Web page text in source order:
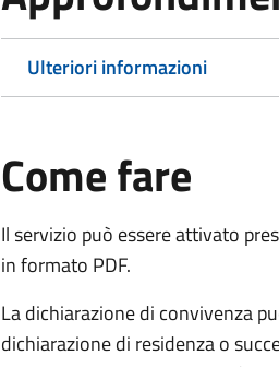
Ulteriori informazioni
Come fare
Il servizio può essere attivato
in formato PDF.
La dichiarazione di convivenza
dichiarazione di residenza o